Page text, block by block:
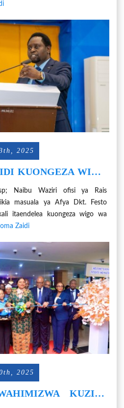
2025
KUONGEZA WIGO
Naibu Waziri ofisi ya Rais
masuala ya Afya Dkt. Festo
itaendelea kuongeza wigo wa
Zaidi
2025
KUZIPA